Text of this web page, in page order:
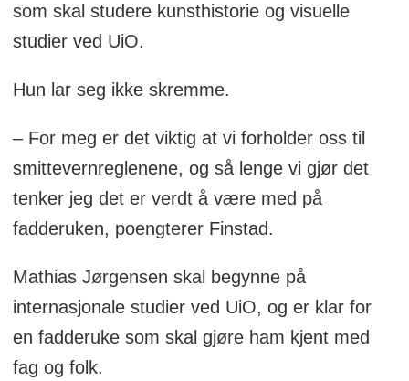
som skal studere kunsthistorie og visuelle
studier ved UiO.
Hun lar seg ikke skremme.
– For meg er det viktig at vi forholder oss til
smittevernreglenene, og så lenge vi gjør det
tenker jeg det er verdt å være med på
fadderuken, poengterer Finstad.
Mathias Jørgensen skal begynne på
internasjonale studier ved UiO, og er klar for
en fadderuke som skal gjøre ham kjent med
fag og folk.